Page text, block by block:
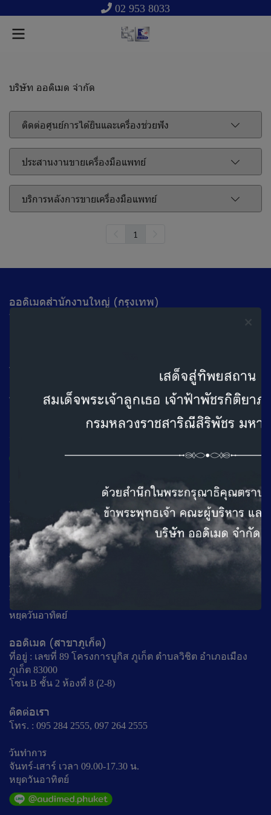
02 953 8033
บริษัท ออดิเมด จำกัด
ติดต่อศูนย์การได้ยินและเครื่องช่วยฟัง
ประสานงานขายเครื่องมือแพทย์
บริการหลังการขายเครื่องมือแพทย์
1
ออดิเมดสำนักงานใหญ่ (กรุงเทพ)
ที่อยู่ : 100/101 ถ.เทศบาลสงเคราะห์แขวงลาดยาว เขตจตุจักร
โทร : 02 953 8033 (Auto)
วันทำการ
จันทร์ - ศุกร์ เวลา 08.30-16.30 น.
เสาร์ เวลา 09.00 - 16.30 น.
ออดิเมด (สาขาเชียงใหม่)
ที่อยู่ : 177 อาคาร A2 ไต้โรงแรมเบอร์เคียว ถนนช้างเผือก
ตำบลศรีภูมิ อำเภอเมืองเชียงใหม่ จังหวัดเชียงใหม่ 50200
ติดต่อเรา
โทร. : 053 221939, 087 180 6600
วันทำการ
จันทร์ - เสาร์ เวลา 09.00-17.30 น.
หยุดวันอาทิตย์
ออดิเมด (สาขาภูเก็ต)
ที่อยู่ : เลขที่ 89 โครงการบูกิส ภูเก็ต ตำบลวิชิต อำเภอเมือง
ภูเก็ต 83000
โซน B ชั้น 2 ห้องที่ 8 (ฺ2-8)
ติดต่อเรา
โทร. : 095 284 2555, 097 264 2555
วันทำการ
จันทร์-เสาร์ เวลา 09.00-17.30 น.
หยุดวันอาทิตย์